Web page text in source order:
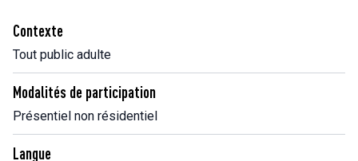
Contexte
Tout public adulte
Modalités de participation
Présentiel non résidentiel
Langue